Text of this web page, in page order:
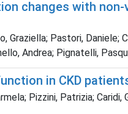
changes with
Graziella; Pastori, Daniele;
Andrea; Pignatelli,
in CKD
Pizzini, Patrizia;